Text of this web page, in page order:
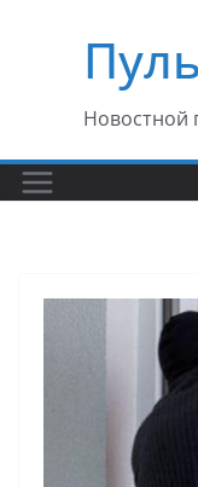
содержимому
Новостной